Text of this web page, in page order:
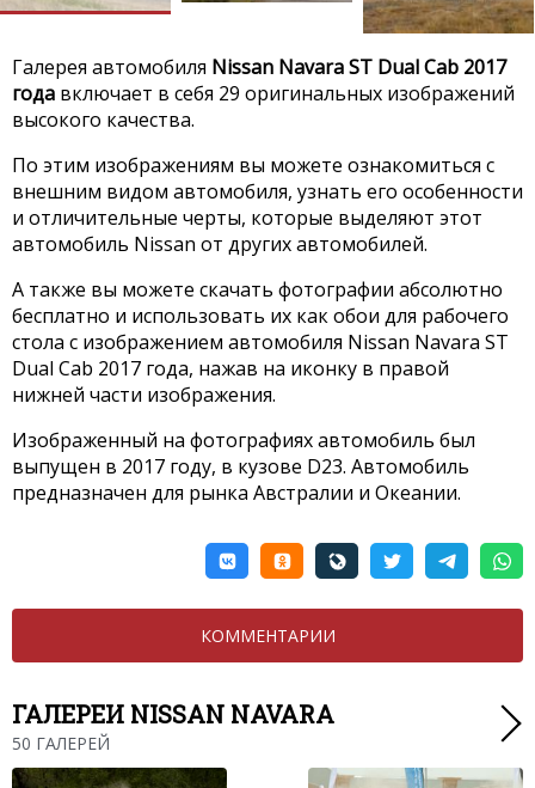
Галерея автомобиля Nissan Navara ST Dual Cab 2017
года включает в себя 29 оригинальных изображений
высокого качества.
По этим изображениям вы можете ознакомиться с
внешним видом автомобиля, узнать его особенности
и отличительные черты, которые выделяют этот
автомобиль Nissan от других автомобилей.
А также вы можете скачать фотографии абсолютно
бесплатно и использовать их как обои для рабочего
стола с изображением автомобиля Nissan Navara ST
Dual Cab 2017 года, нажав на иконку в правой
нижней части изображения.
Изображенный на фотографиях автомобиль был
выпущен в 2017 году, в кузове D23. Автомобиль
предназначен для рынка Австралии и Океании.
КОММЕНТАРИИ
ГАЛЕРЕИ NISSAN NAVARA
50 ГАЛЕРЕЙ